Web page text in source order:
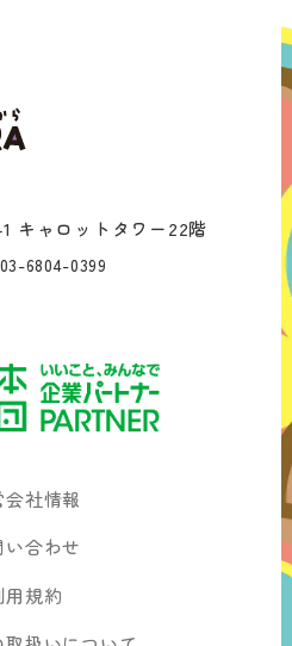
キャロットタワー22階
03-6804-0399
会社情報
い合わせ
用規約